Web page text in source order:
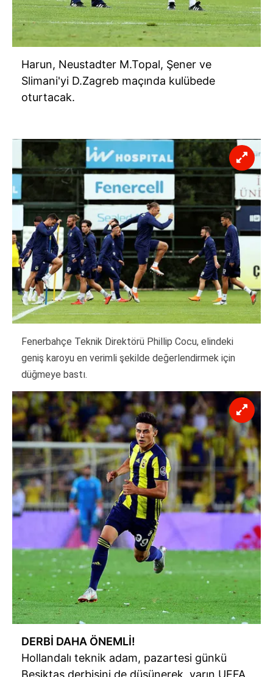
Harun, Neustadter M.Topal, Şener ve
Slimani'yi D.Zagreb maçında kulübede
oturtacak.
Fenerbahçe Teknik Direktörü Phillip Cocu, elindeki
geniş karoyu en verimli şekilde değerlendirmek için
düğmeye bastı.
DERBİ DAHA ÖNEMLİ!
Hollandalı teknik adam, pazartesi günkü